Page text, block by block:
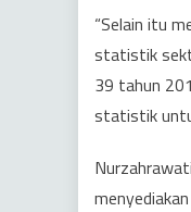
“Selain itu
statistik
39 tahun
statistik